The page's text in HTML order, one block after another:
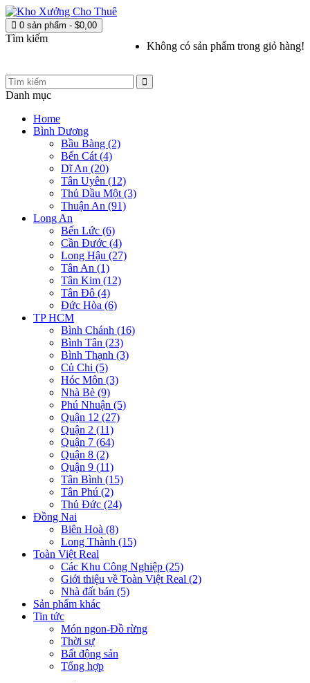
0 sản phẩm - $0,00
Không có sản phẩm trong giỏ hàng!
Tìm kiếm
Danh mục
Home
Bình Dương
Bầu Bàng (2)
Bến Cát (4)
Dĩ An (20)
Tân Uyên (12)
Thủ Dầu Một (3)
Thuận An (91)
Long An
Bến Lức (6)
Cần Đước (4)
Long Hậu (27)
Tân An (1)
Tân Kim (12)
Tân Đô (4)
Đức Hòa (6)
TP HCM
Bình Chánh (16)
Bình Tân (23)
Bình Thạnh (3)
Củ Chi (5)
Hóc Môn (3)
Nhà Bè (9)
Phú Nhuận (5)
Quận 12 (27)
Quận 2 (11)
Quận 7 (64)
Quận 8 (2)
Quận 9 (11)
Tân Bình (15)
Tân Phú (2)
Thủ Đức (24)
Đồng Nai
Biên Hoà (8)
Long Thành (15)
Toàn Việt Real
Các Khu Công Nghiệp (25)
Giới thiệu về Toàn Việt Real (2)
Nhà đất bán (5)
Sản phẩm khác
Tin tức
Món ngon-Đồ rừng
Thời sự
Bất động sản
Tổng hợp